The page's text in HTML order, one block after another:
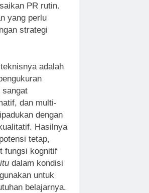
PR rutin.
yang perlu
strategi
adalah
sangat
dan multi-
dengan
Hasilnya
tetap,
fungsi kognitif
dalam kondisi
untuk
belajarnya.